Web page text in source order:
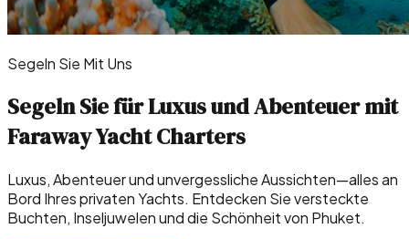
Segeln Sie Mit Uns
Segeln Sie für Luxus und Abenteuer mit
Faraway Yacht Charters
Luxus, Abenteuer und unvergessliche Aussichten—alles an
Bord Ihres privaten Yachts. Entdecken Sie versteckte
Buchten, Inseljuwelen und die Schönheit von Phuket.